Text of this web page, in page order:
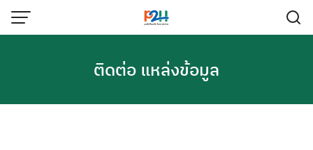
ติดต่อ แหล่งข้อมูล